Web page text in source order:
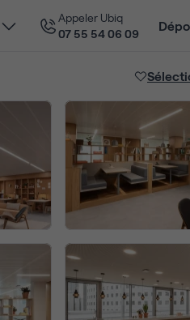
Appeler Ubiq
07 55 54 06 09